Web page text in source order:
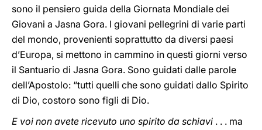
sono il pensiero guida della Giornata Mondiale dei
Giovani a Jasna Gora. I giovani pellegrini di varie parti
del mondo, provenienti soprattutto da diversi paesi
d’Europa, si mettono in cammino in questi giorni verso
il Santuario di Jasna Gora. Sono guidati dalle parole
dell’Apostolo: “tutti quelli che sono guidati dallo Spirito
di Dio, costoro sono figli di Dio.
E voi non avete ricevuto uno spirito da schiavi . . . ma